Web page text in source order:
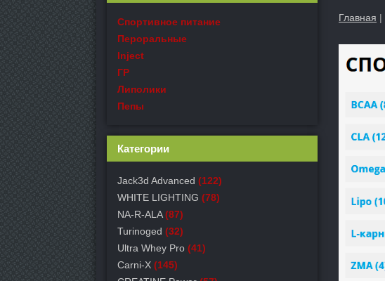
Главная |
Спортивное питание
Пероральные
Inject
ГР
Липолики
Пепы
Категории
Jack3d Advanced (122)
WHITE LIGHTING (78)
NA-R-ALA (87)
Turinoged (32)
Ultra Whey Pro (41)
Carni-X (145)